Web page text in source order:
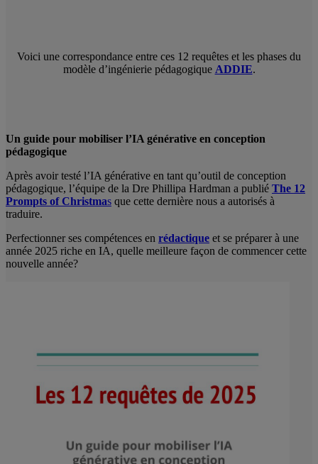
Voici une correspondance entre ces 12 requêtes et les phases du
modèle d’ingénierie pédagogique ADDIE.
Un guide pour mobiliser l’IA générative en conception
pédagogique
Après avoir testé l’IA générative en tant qu’outil de conception
pédagogique, l’équipe de la Dre Phillipa Hardman a publié The 12
Prompts of Christmas que cette dernière nous a autorisés à
traduire.
Perfectionner ses compétences en rédactique et se préparer à une
année 2025 riche en IA, quelle meilleure façon de commencer cette
nouvelle année?